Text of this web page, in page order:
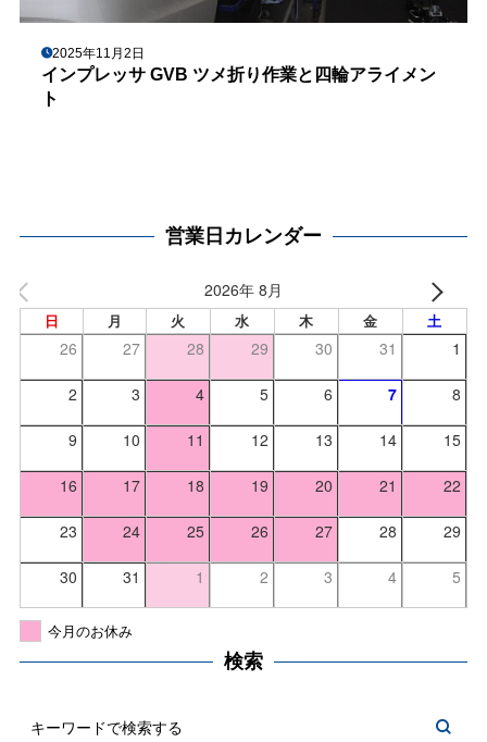
2025年11月2日
インプレッサ GVB ツメ折り作業と四輪アライメン
ト
営業日カレンダー
2026年 8月
日 月 火 水 木 金 土
26 27 28 29 30 31 1
2 3 4 5 6 7 8
9 10 11 12 13 14 15
16 17 18 19 20 21 22
23 24 25 26 27 28 29
30 31 1 2 3 4 5
今月のお休み
検索